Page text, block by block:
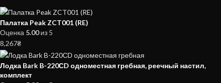
Палатка Peak ZCT001 (RE)
Оценка 5.00из 5
8,267₴
Лодка Bark B-220СD одноместная гребная, реечный настил,
комплект